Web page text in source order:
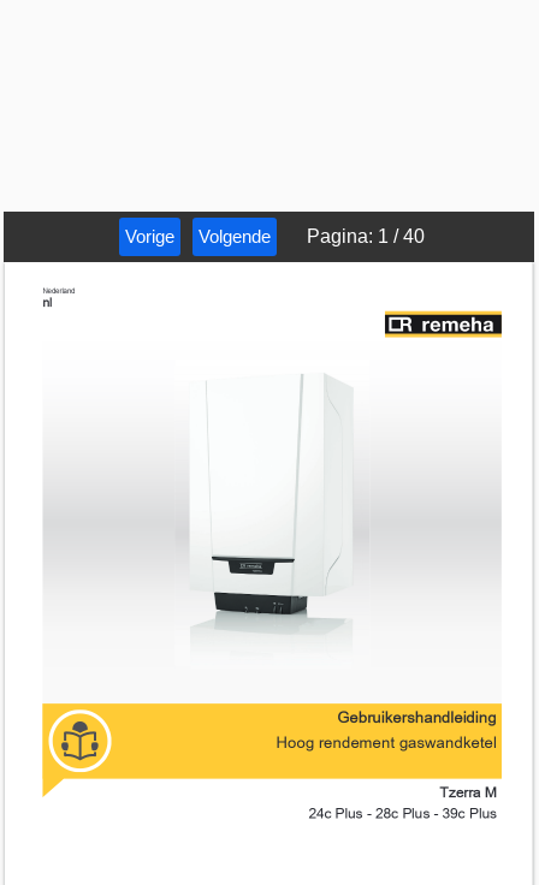
Vorige Volgende Pagina: 1 /40